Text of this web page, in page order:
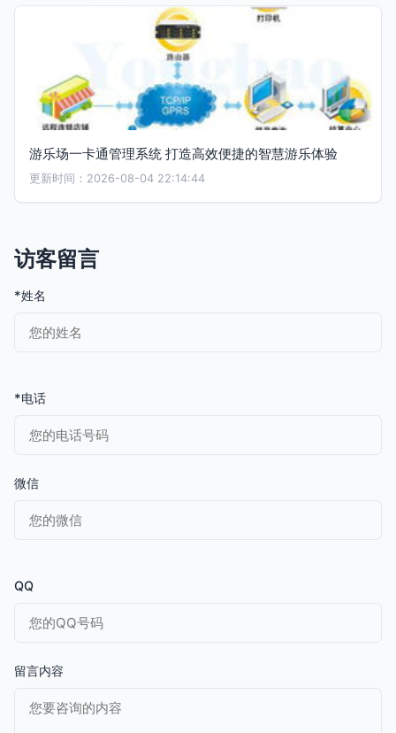
游乐场一卡通管理系统 打造高效便捷的智慧游乐体验
更新时间：2026-08-04 22:14:44
访客留言
*姓名
*电话
微信
QQ
留言内容